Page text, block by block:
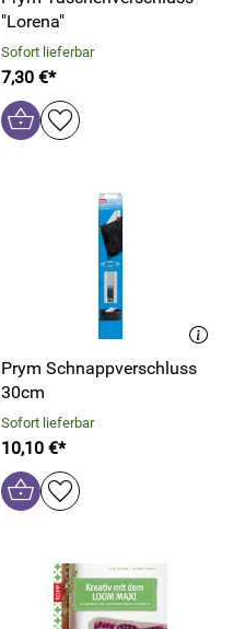
"Lorena"
Sofort lieferbar
7,30 €*
Prym Schnappverschluss
30cm
Sofort lieferbar
10,10 €*